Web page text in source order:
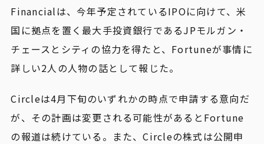
Financialは、今年予定されているIPOに向けて、米
国に拠点を置く最大手投資銀行であるJPモルガン・
チェースとシティの協力を得たと、Fortuneが事情に
詳しい2人の人物の話として報じた。
Circleは4月下旬のいずれかの時点で申請する意向だ
が、その計画は変更される可能性があるとFortune
の報道は続けている。また、Circleの株式は公開申